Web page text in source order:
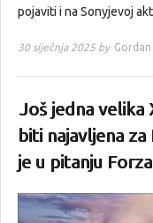
pojaviti i na Sonyjevoj
30 siječnja 2025 by Gordan
Još jedna velika
biti najavljena za
je u pitanju